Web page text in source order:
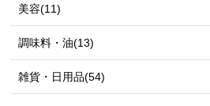
美容(11)
調味料・油(13)
雑貨・日用品(54)